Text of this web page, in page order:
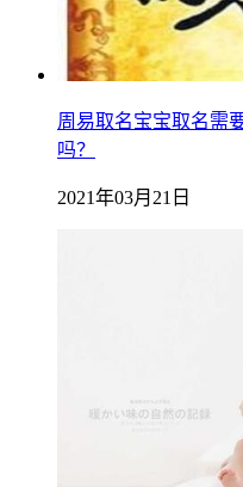
周易取名宝宝取名需
吗？
2021年03月21日